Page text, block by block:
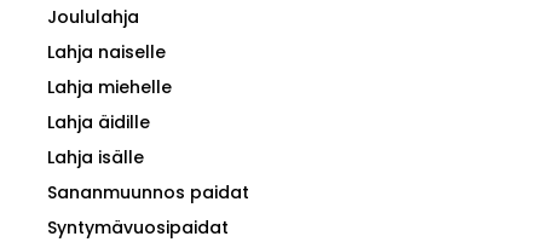
Joululahja
Lahja naiselle
Lahja miehelle
Lahja äidille
Lahja isälle
Sananmuunnos paidat
Syntymävuosipaidat